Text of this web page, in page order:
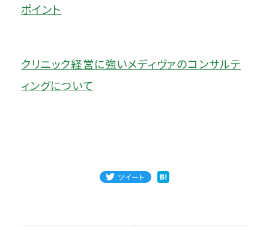
ポイント
クリニック経営に強いメディヴァのコンサルテ
ィングについて
ツイート